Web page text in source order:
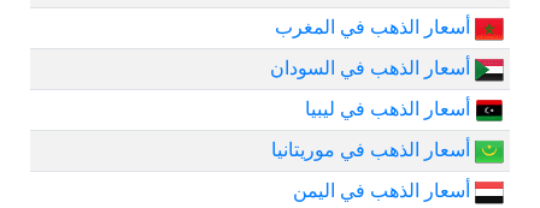
أسعار الذهب في المغرب
أسعار الذهب في السودان
أسعار الذهب في ليبيا
أسعار الذهب في موريتانيا
أسعار الذهب في اليمن